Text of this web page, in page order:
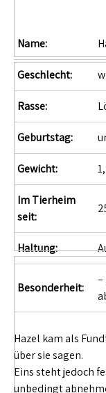
Name:
Geschlecht:
Rasse:
Geburtstag:
Gewicht:
Im Tierheim
seit:
Haltung:
Besonderheit:
–
Hazel kam als
über sie sagen.
Eins steht jedoch
unbedingt